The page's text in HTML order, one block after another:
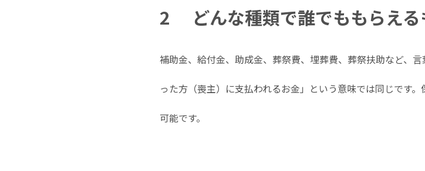
2 どんな種類で誰でももらえ
補助金、給付金、助成金、葬祭費、埋葬費、葬祭扶助など、
った方（喪主）に支払われるお金」という意味では同じです
可能です。